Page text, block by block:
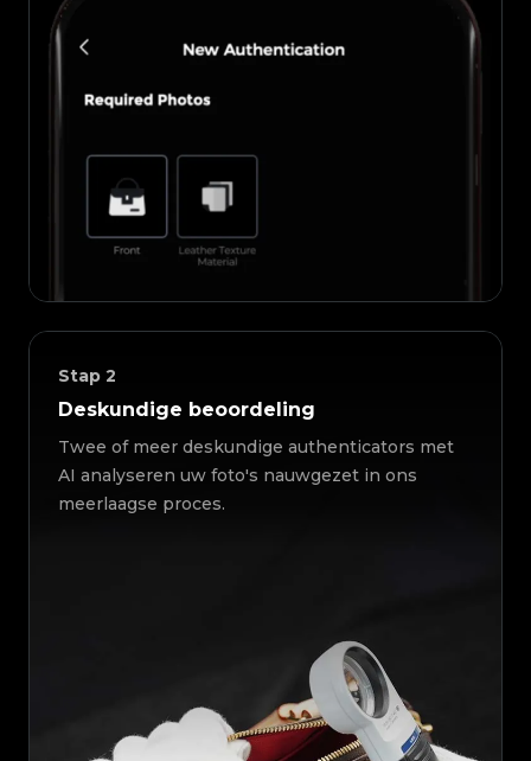
Stap 2
Deskundige beoordeling
Twee of meer deskundige authenticators met
AI analyseren uw foto's nauwgezet in ons
meerlaagse proces.